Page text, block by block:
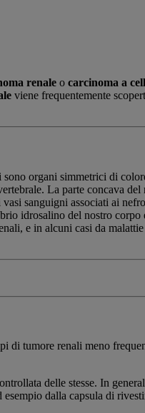
renale o carcinoma a
viene frequentemente
organi simmetrici di
La parte concava del
sanguigni associati ai
idrosalino del nostro
e in alcuni casi da
di tumore renali meno
delle stesse. In
dalla capsula di